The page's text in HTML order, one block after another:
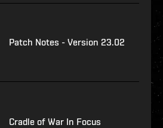
Patch Notes - Version 23.02
Cradle of War In Focus